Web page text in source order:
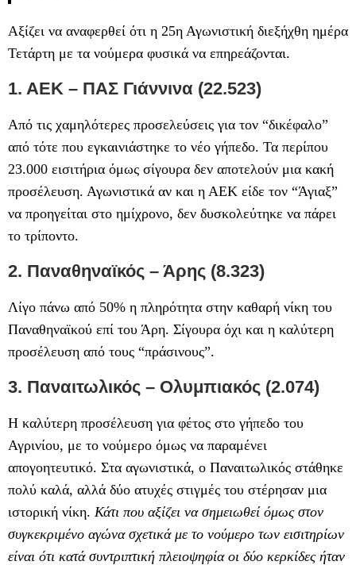
Αξίζει να αναφερθεί ότι η 25η Αγωνιστική διεξήχθη ημέρα
Τετάρτη με τα νούμερα φυσικά να επηρεάζονται.
1. ΑΕΚ – ΠΑΣ Γιάννινα (22.523)
Από τις χαμηλότερες προσελεύσεις για τον “δικέφαλο”
από τότε που εγκαινιάστηκε το νέο γήπεδο. Τα περίπου
23.000 εισιτήρια όμως σίγουρα δεν αποτελούν μια κακή
προσέλευση. Αγωνιστικά αν και η ΑΕΚ είδε τον “Άγιαξ”
να προηγείται στο ημίχρονο, δεν δυσκολεύτηκε να πάρει
το τρίποντο.
2. Παναθηναϊκός – Άρης (8.323)
Λίγο πάνω από 50% η πληρότητα στην καθαρή νίκη του
Παναθηναϊκού επί του Άρη. Σίγουρα όχι και η καλύτερη
προσέλευση από τους “πράσινους”.
3. Παναιτωλικός – Ολυμπιακός (2.074)
Η καλύτερη προσέλευση για φέτος στο γήπεδο του
Αγρινίου, με το νούμερο όμως να παραμένει
απογοητευτικό. Στα αγωνιστικά, ο Παναιτωλικός στάθηκε
πολύ καλά, αλλά δύο ατυχές στιγμές του στέρησαν μια
ιστορική νίκη. Κάτι που αξίζει να σημειωθεί όμως στον
συγκεκριμένο αγώνα σχετικά με το νούμερο των εισιτηρίων
είναι ότι κατά συντριπτική πλειοψηφία οι δύο κερκίδες ήταν